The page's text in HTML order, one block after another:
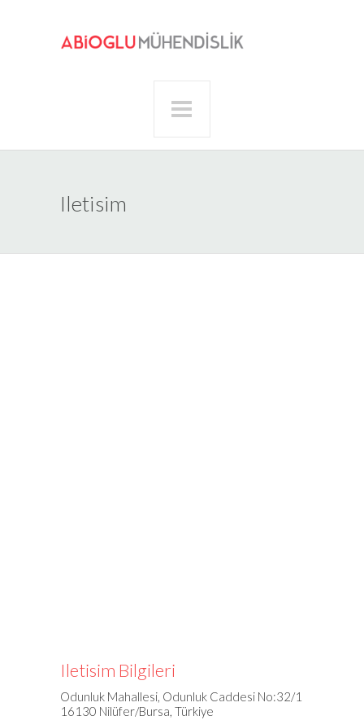
Iletisim
Iletisim Bilgileri
Odunluk Mahallesi, Odunluk Caddesi No:32/1
16130 Nilüfer/Bursa, Türkiye